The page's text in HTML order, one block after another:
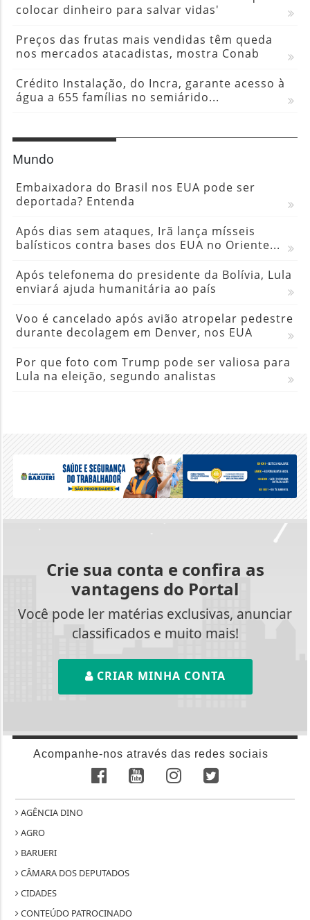
colocar dinheiro para salvar vidas'
Preços das frutas mais vendidas têm queda
nos mercados atacadistas, mostra Conab
Crédito Instalação, do Incra, garante acesso à
água a 655 famílias no semiárido...
Mundo
Embaixadora do Brasil nos EUA pode ser
deportada? Entenda
Após dias sem ataques, Irã lança mísseis
balísticos contra bases dos EUA no Oriente...
Após telefonema do presidente da Bolívia, Lula
enviará ajuda humanitária ao país
Voo é cancelado após avião atropelar pedestre
durante decolagem em Denver, nos EUA
Por que foto com Trump pode ser valiosa para
Lula na eleição, segundo analistas
Crie sua conta e confira as
vantagens do Portal
Você pode ler matérias exclusivas, anunciar
classificados e muito mais!
CRIAR MINHA CONTA
Acompanhe-nos através das redes sociais
AGÊNCIA DINO
AGRO
BARUERI
CÂMARA DOS DEPUTADOS
CIDADES
CONTEÚDO PATROCINADO